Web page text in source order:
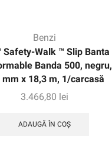
Benzi
Safety-Walk ™ Slip Banta
Banda 500, negru,
mm x 18,3 m, 1/carcasă
3.466,80 lei
ADAUGĂ ÎN COȘ